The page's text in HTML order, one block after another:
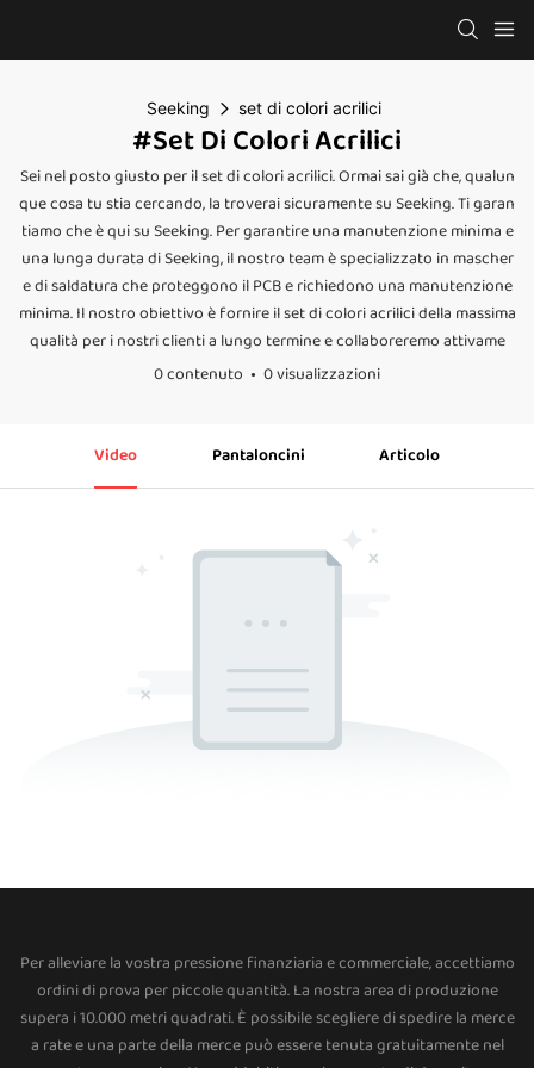
Seeking set di colori acrilici
#set Di Colori Acrilici
Sei nel posto giusto per il set di colori acrilici. Ormai sai già che, qualun
que cosa tu stia cercando, la troverai sicuramente su Seeking. Ti garan
tiamo che è qui su Seeking. Per garantire una manutenzione minima e
una lunga durata di Seeking, il nostro team è specializzato in mascher
e di saldatura che proteggono il PCB e richiedono una manutenzione
minima. Il nostro obiettivo è fornire il set di colori acrilici della massima
qualità per i nostri clienti a lungo termine e collaboreremo attivame
0 contenuto
0 visualizzazioni
Video Pantaloncini Articolo
Per alleviare la vostra pressione finanziaria e commerciale, accettiamo
ordini di prova per piccole quantità. La nostra area di produzione
supera i 10.000 metri quadrati. È possibile scegliere di spedire la merce
a rate e una parte della merce può essere tenuta gratuitamente nel